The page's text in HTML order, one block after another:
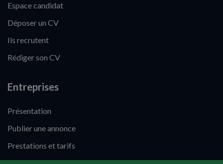
Espace candidat
Déposer un CV
Ils recrutent
Rédiger son CV
Entreprises
Présentation
Publier une annonce
Prestations et tarifs